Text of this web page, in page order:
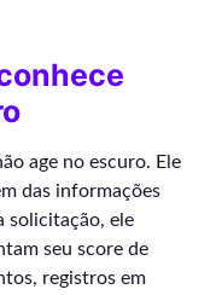
age no escuro. Ele
das informações
solicitação, ele
seu score de
registros em